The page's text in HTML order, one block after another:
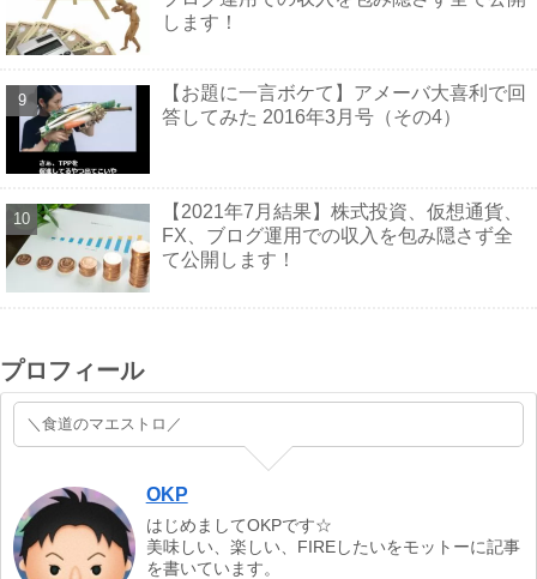
します！
【お題に一言ボケて】アメーバ大喜利で回
答してみた 2016年3月号（その4）
【2021年7月結果】株式投資、仮想通貨、
FX、ブログ運用での収入を包み隠さず全
て公開します！
プロフィール
＼食道のマエストロ／
OKP
はじめましてOKPです☆
美味しい、楽しい、FIREしたいをモットーに記事
を書いています。